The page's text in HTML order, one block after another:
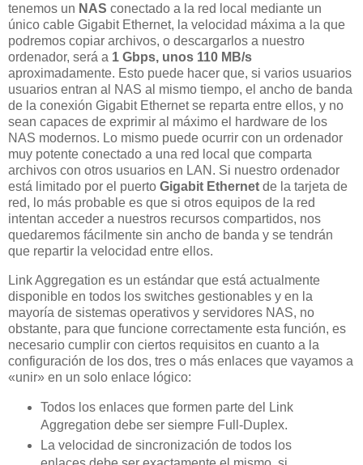
tenemos un NAS conectado a la red local mediante un
único cable Gigabit Ethernet, la velocidad máxima a la que
podremos copiar archivos, o descargarlos a nuestro
ordenador, será a 1 Gbps, unos 110 MB/s
aproximadamente. Esto puede hacer que, si varios usuarios
usuarios entran al NAS al mismo tiempo, el ancho de banda
de la conexión Gigabit Ethernet se reparta entre ellos, y no
sean capaces de exprimir al máximo el hardware de los
NAS modernos. Lo mismo puede ocurrir con un ordenador
muy potente conectado a una red local que comparta
archivos con otros usuarios en LAN. Si nuestro ordenador
está limitado por el puerto Gigabit Ethernet de la tarjeta de
red, lo más probable es que si otros equipos de la red
intentan acceder a nuestros recursos compartidos, nos
quedaremos fácilmente sin ancho de banda y se tendrán
que repartir la velocidad entre ellos.
Link Aggregation es un estándar que está actualmente
disponible en todos los switches gestionables y en la
mayoría de sistemas operativos y servidores NAS, no
obstante, para que funcione correctamente esta función, es
necesario cumplir con ciertos requisitos en cuanto a la
configuración de los dos, tres o más enlaces que vayamos a
«unir» en un solo enlace lógico:
Todos los enlaces que formen parte del Link
Aggregation debe ser siempre Full-Duplex.
La velocidad de sincronización de todos los